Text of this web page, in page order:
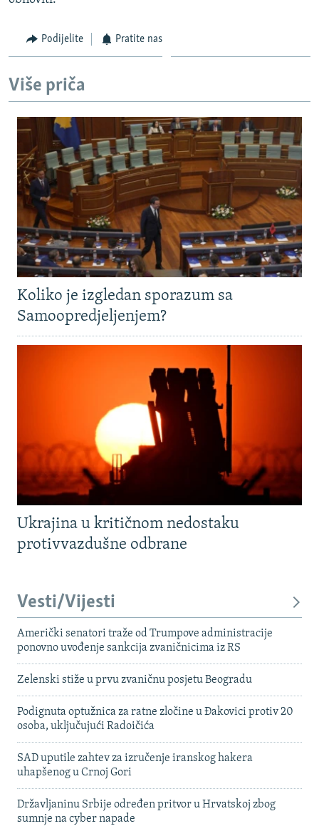
TRI DECENIJE OD RATA U BIH
NASTANAK I RASPAD JUGOSLAVIJE
Podijelite Pratite nas
Više priča
Koliko je izgledan sporazum sa
Samoopredjeljenjem?
Ukrajina u kritičnom nedostaku
protivvazdušne odbrane
Vesti/Vijesti
Američki senatori traže od Trumpove administracije
ponovno uvođenje sankcija zvaničnicima iz RS
Zelenski stiže u prvu zvaničnu posjetu Beogradu
Podignuta optužnica za ratne zločine u Đakovici protiv 20
osoba, uključujući Radoičića
SAD uputile zahtev za izručenje iranskog hakera
uhapšenog u Crnoj Gori
Državljaninu Srbije određen pritvor u Hrvatskoj zbog
sumnje na cyber napade